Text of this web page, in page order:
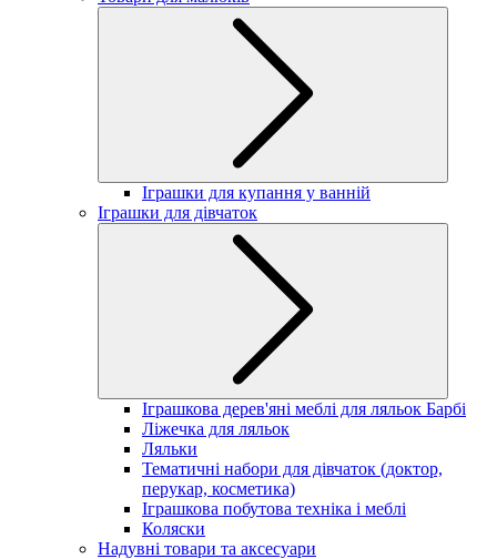
Іграшки для купання у ванній
Іграшки для дівчаток
Іграшкова дерев'яні меблі для ляльок Барбі
Ліжечка для ляльок
Ляльки
Тематичні набори для дівчаток (доктор,
перукар, косметика)
Іграшкова побутова техніка і меблі
Коляски
Надувні товари та аксесуари